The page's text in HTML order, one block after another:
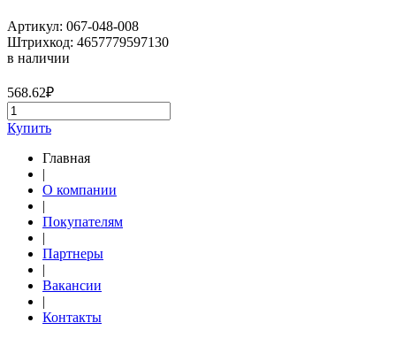
Артикул: 067-048-008
Штрихкод: 4657779597130
в наличии
568.62₽
Купить
Главная
|
О компании
|
Покупателям
|
Партнеры
|
Вакансии
|
Контакты